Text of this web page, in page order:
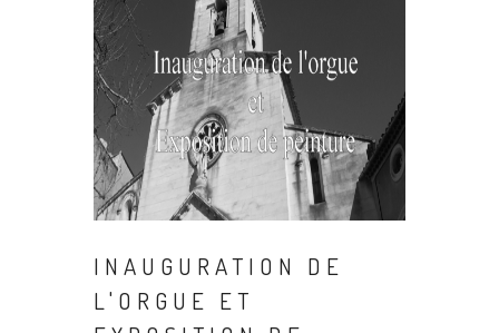
INAUGURATION DE
L'ORGUE ET